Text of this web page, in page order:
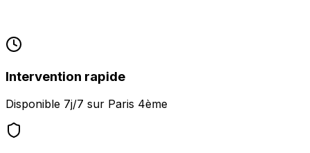
Intervention rapide
Disponible 7j/7 sur Paris 4ème